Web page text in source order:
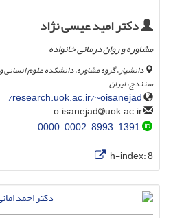
دکتر امید عیسی نژاد
مشاوره و روان درمانی خانواده
دانشیار، گروه مشاوره، دانشکده علوم انسانی
سنندج، ایران
research.uok.ac.ir/~oisanejad/
uok.ac.ir
0000-0002-8993-1391
h-index:8